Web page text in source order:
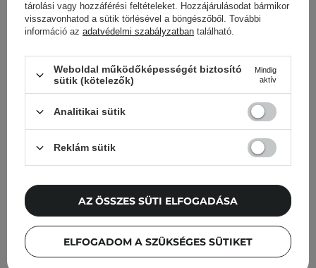
Tocobo - Calamine Pore Control Cleansing Oil -
Sminkeltávolító Olaj - 200ml
tárolási vagy hozzáférési feltételeket. Hozzájárulásodat bármikor
visszavonhatod a sütik törlésével a böngészőből. További
információ az adatvédelmi szabályzatban található.
Weboldal működőképességét biztosító
sütik (kötelezők)
Mindig
aktív
Analitikai sütik
Reklám sütik
ELFOGADOM A SZÜKSÉGES SÜTIKET
AZ ÖSSZES SÜTI ELFOGADÁSA